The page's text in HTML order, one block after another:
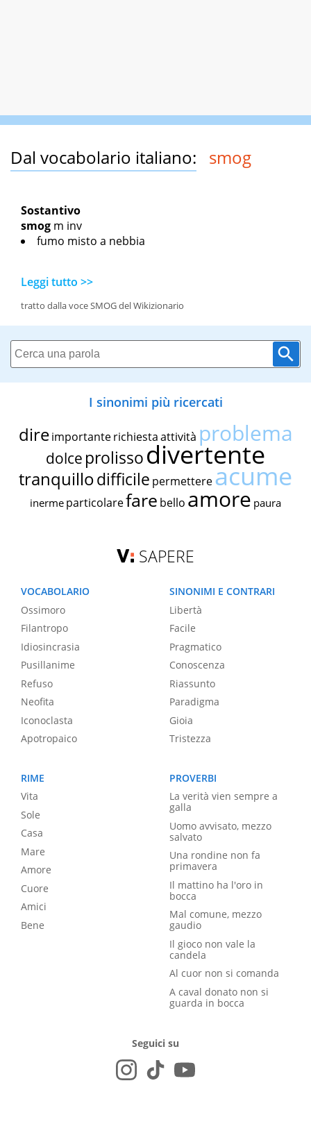
Dal vocabolario italiano: smog
Sostantivo
smog m inv
fumo misto a nebbia
Leggi tutto >>
tratto dalla voce SMOG del Wikizionario
I sinonimi più ricercati
dire importante richiestaattività problema
dolce prolissodivertente
tranquillodifficile permettereacume
inerme particolarefare bello amore paura
SAPERE
VOCABOLARIO
Ossimoro
Filantropo
Idiosincrasia
Pusillanime
Refuso
Neofita
Iconoclasta
Apotropaico
SINONIMI E CONTRARI
Libertà
Facile
Pragmatico
Conoscenza
Riassunto
Paradigma
Gioia
Tristezza
RIME
Vita
Sole
Casa
Mare
Amore
Cuore
Amici
Bene
PROVERBI
La verità vien sempre a
galla
Uomo avvisato, mezzo
salvato
Una rondine non fa
primavera
Il mattino ha l'oro in
bocca
Mal comune, mezzo
gaudio
Il gioco non vale la
candela
Al cuor non si comanda
A caval donato non si
guarda in bocca
Seguici su